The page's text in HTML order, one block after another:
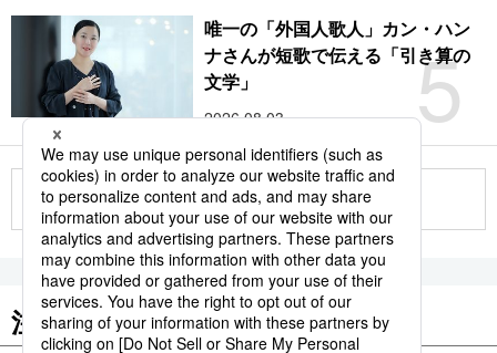
5
唯一の「外国人歌人」カン・ハン
ナさんが短歌で伝える「引き算の
文学」
2026.08.03
もっと見る
注目のキーワード